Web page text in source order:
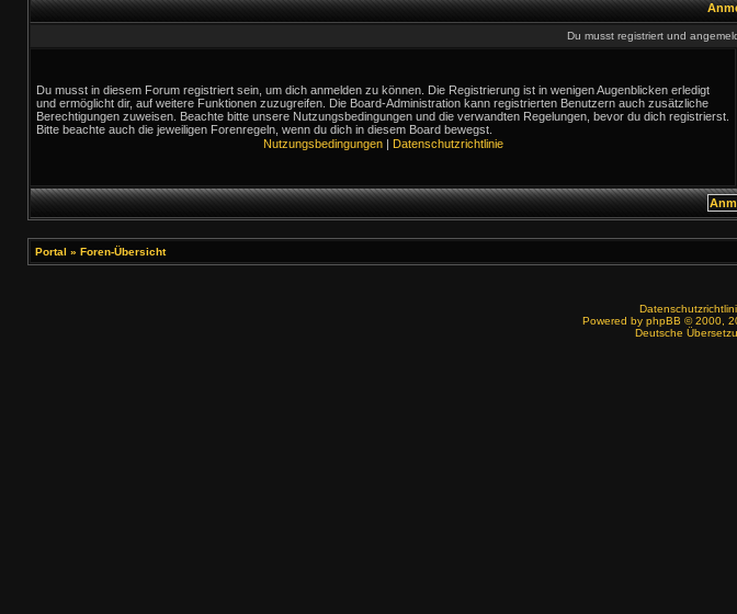
Du musst registriert und
Du musst in diesem Forum registriert sein, um dich anmelden zu können. Die Registrierung ist in wenigen Augenblicken erledigt
und ermöglicht dir, auf weitere Funktionen zuzugreifen. Die Board-Administration kann registrierten Benutzern auch zusätzliche
Berechtigungen zuweisen. Beachte bitte unsere Nutzungsbedingungen und die verwandten Regelungen, bevor du dich registrierst.
Bitte beachte auch die jeweiligen Forenregeln, wenn du dich in diesem Board bewegst.
Nutzungsbedingungen| Datenschutzrichtlinie
Portal » Foren-Übersicht
Powered by phpBB © 2000,
Deutsche